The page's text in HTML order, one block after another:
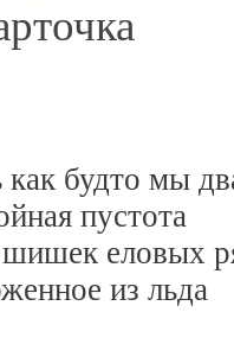
будто мы
пустота
шишек еловых
из льда